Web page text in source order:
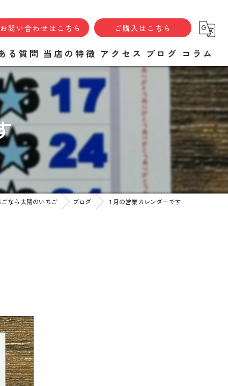
お問い合わせはこちら ご購入はこちら
る質問 当店の特徴
ソース
焼き菓子
あまおう
ギフト
アクセス ブログ コラム
なら太陽のいちご ブログ １月の営業カレンダーです